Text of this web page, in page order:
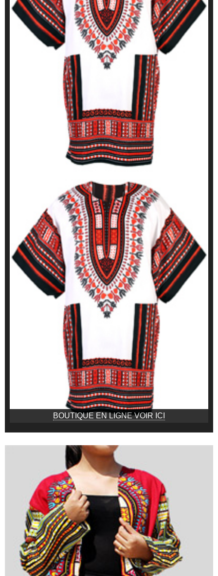
BOUTIQUE EN LIGNE VOIR ICI